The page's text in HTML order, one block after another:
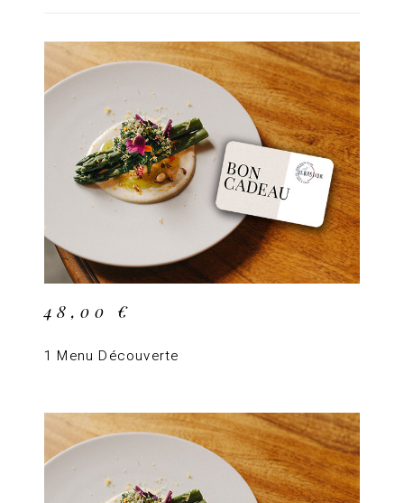
48,00€
1 Menu Découverte